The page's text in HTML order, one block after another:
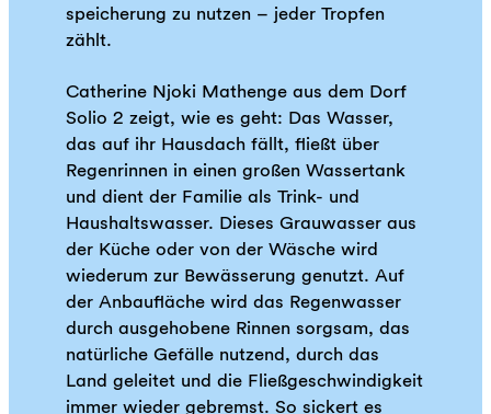
speicherung zu nutzen – jeder Tropfen
zählt.
Catherine Njoki Mathenge aus dem Dorf
Solio 2 zeigt, wie es geht: Das Wasser,
das auf ihr Hausdach fällt, fließt über
Regenrinnen in einen großen Wassertank
und dient der Familie als Trink- und
Haushaltswasser. Dieses Grauwasser aus
der Küche oder von der Wäsche wird
wiederum zur Bewässerung genutzt. Auf
der Anbaufläche wird das Regenwasser
durch ausgehobene Rinnen sorgsam, das
natürliche Gefälle nutzend, durch das
Land geleitet und die Fließgeschwindigkeit
immer wieder gebremst. So sickert es